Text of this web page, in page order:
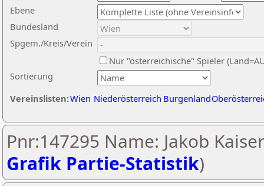
Ebene
Sortierung
Bundesland
Spgem./Kreis/Verein
Nur "österreichische" Spieler
Vereinslisten:Wien Niederösterreich Burgenland
Pnr:147295 Name: Jakob
Grafik Partie-Statistik)